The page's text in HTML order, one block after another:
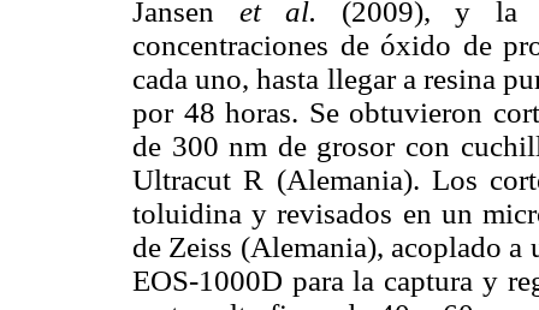
Jansen et al. (2009), y la
concentraciones de óxido de
cada uno, hasta llegar a resina
por 48 horas. Se obtuvieron
de 300 nm de grosor con
Ultracut R (Alemania). Los
toluidina y revisados en un
de Zeiss (Alemania), acoplado a
EOS-1000D para la captura y